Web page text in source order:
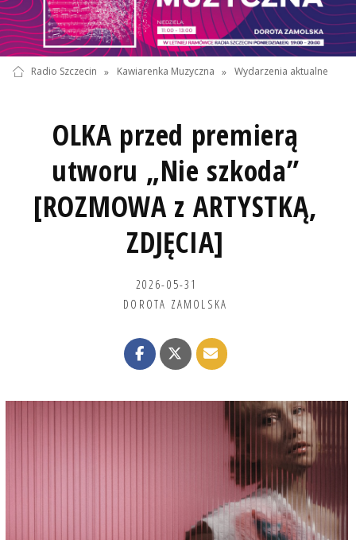
Radio Szczecin » Kawiarenka Muzyczna » Wydarzenia aktualne
OLKA przed premierą
utworu „Nie szkoda”
[ROZMOWA z ARTYSTKĄ,
ZDJĘCIA]
2026-05-31
DOROTA ZAMOLSKA